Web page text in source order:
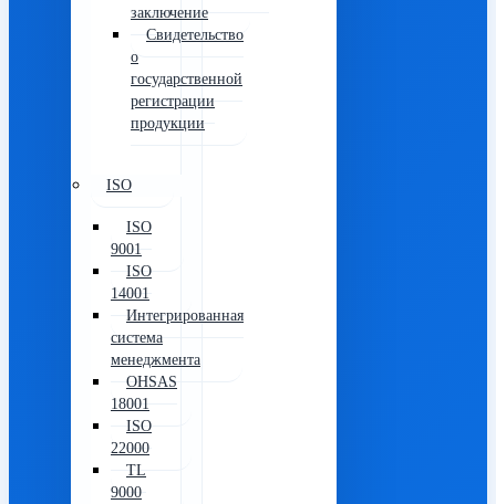
заключение
Свидетельство
о
государственной
регистрации
продукции
ISO
ISO
9001
ISO
14001
Интегрированная
система
менеджмента
OHSAS
18001
ISO
22000
TL
9000